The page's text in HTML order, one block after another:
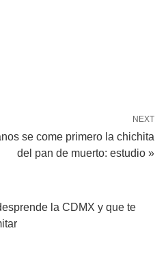
NEXT
se come primero la chichita
del pan de muerto: estudio »
la CDMX y que te